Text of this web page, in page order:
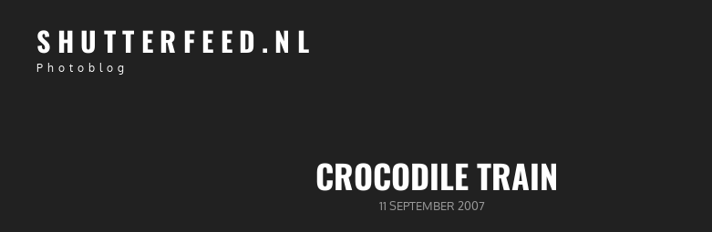
SHUTTERFEED.NL
Photoblog
CROCODILE TRAIN
GEPUBLICEERD
11 SEPTEMBER 2007